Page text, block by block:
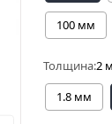
100 мм
Толщина:2
1.8 мм